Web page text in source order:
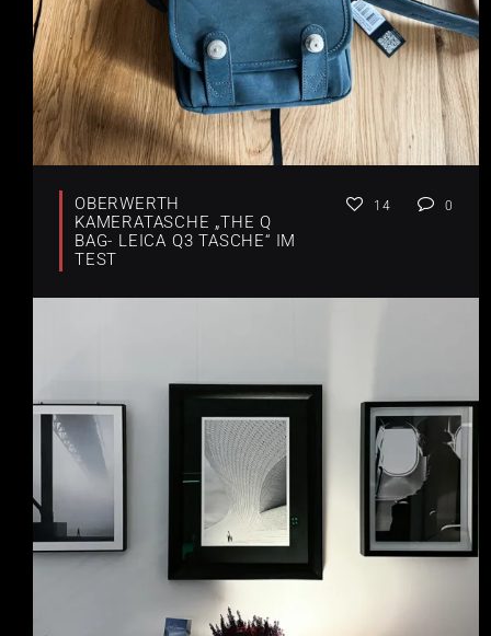
OBERWERTH
KAMERATASCHE „THE Q
BAG- LEICA Q3 TASCHE“ IM
TEST
14 0